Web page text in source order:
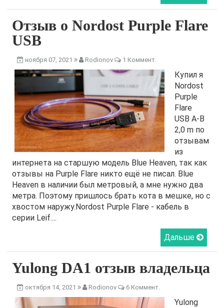
Отзыв о Nordost Purple Flare
USB
ноября 07, 2021 Rodionov 1 Коммент.
Купил я
Nordost
Purple
Flare
USB A-B
2,0 m по
отзывам
из
интернета на старшую модель Blue Heaven, так как
отзывы на Purple Flare никто ещё не писал. Blue
Heaven в наличии был метровый, а мне нужно два
метра. Поэтому пришлось брать кота в мешке, но с
хвостом наружу.Nordost Purple Flare - кабель в
серии Leif....
Дальше
Yulong DA1 отзыв владельца
октября 14, 2021 Rodionov 6 Коммент.
Yulong